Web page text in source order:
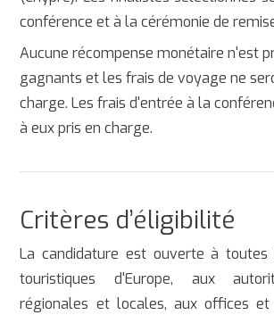
conférence et à la cérémonie de
Aucune récompense monétaire n'est
gagnants et les frais de voyage ne
charge. Les frais d'entrée à la
à eux pris en charge.
Critères d’éligibilité
La candidature est ouverte à toutes
touristiques d'Europe, aux
régionales et locales, aux offices et